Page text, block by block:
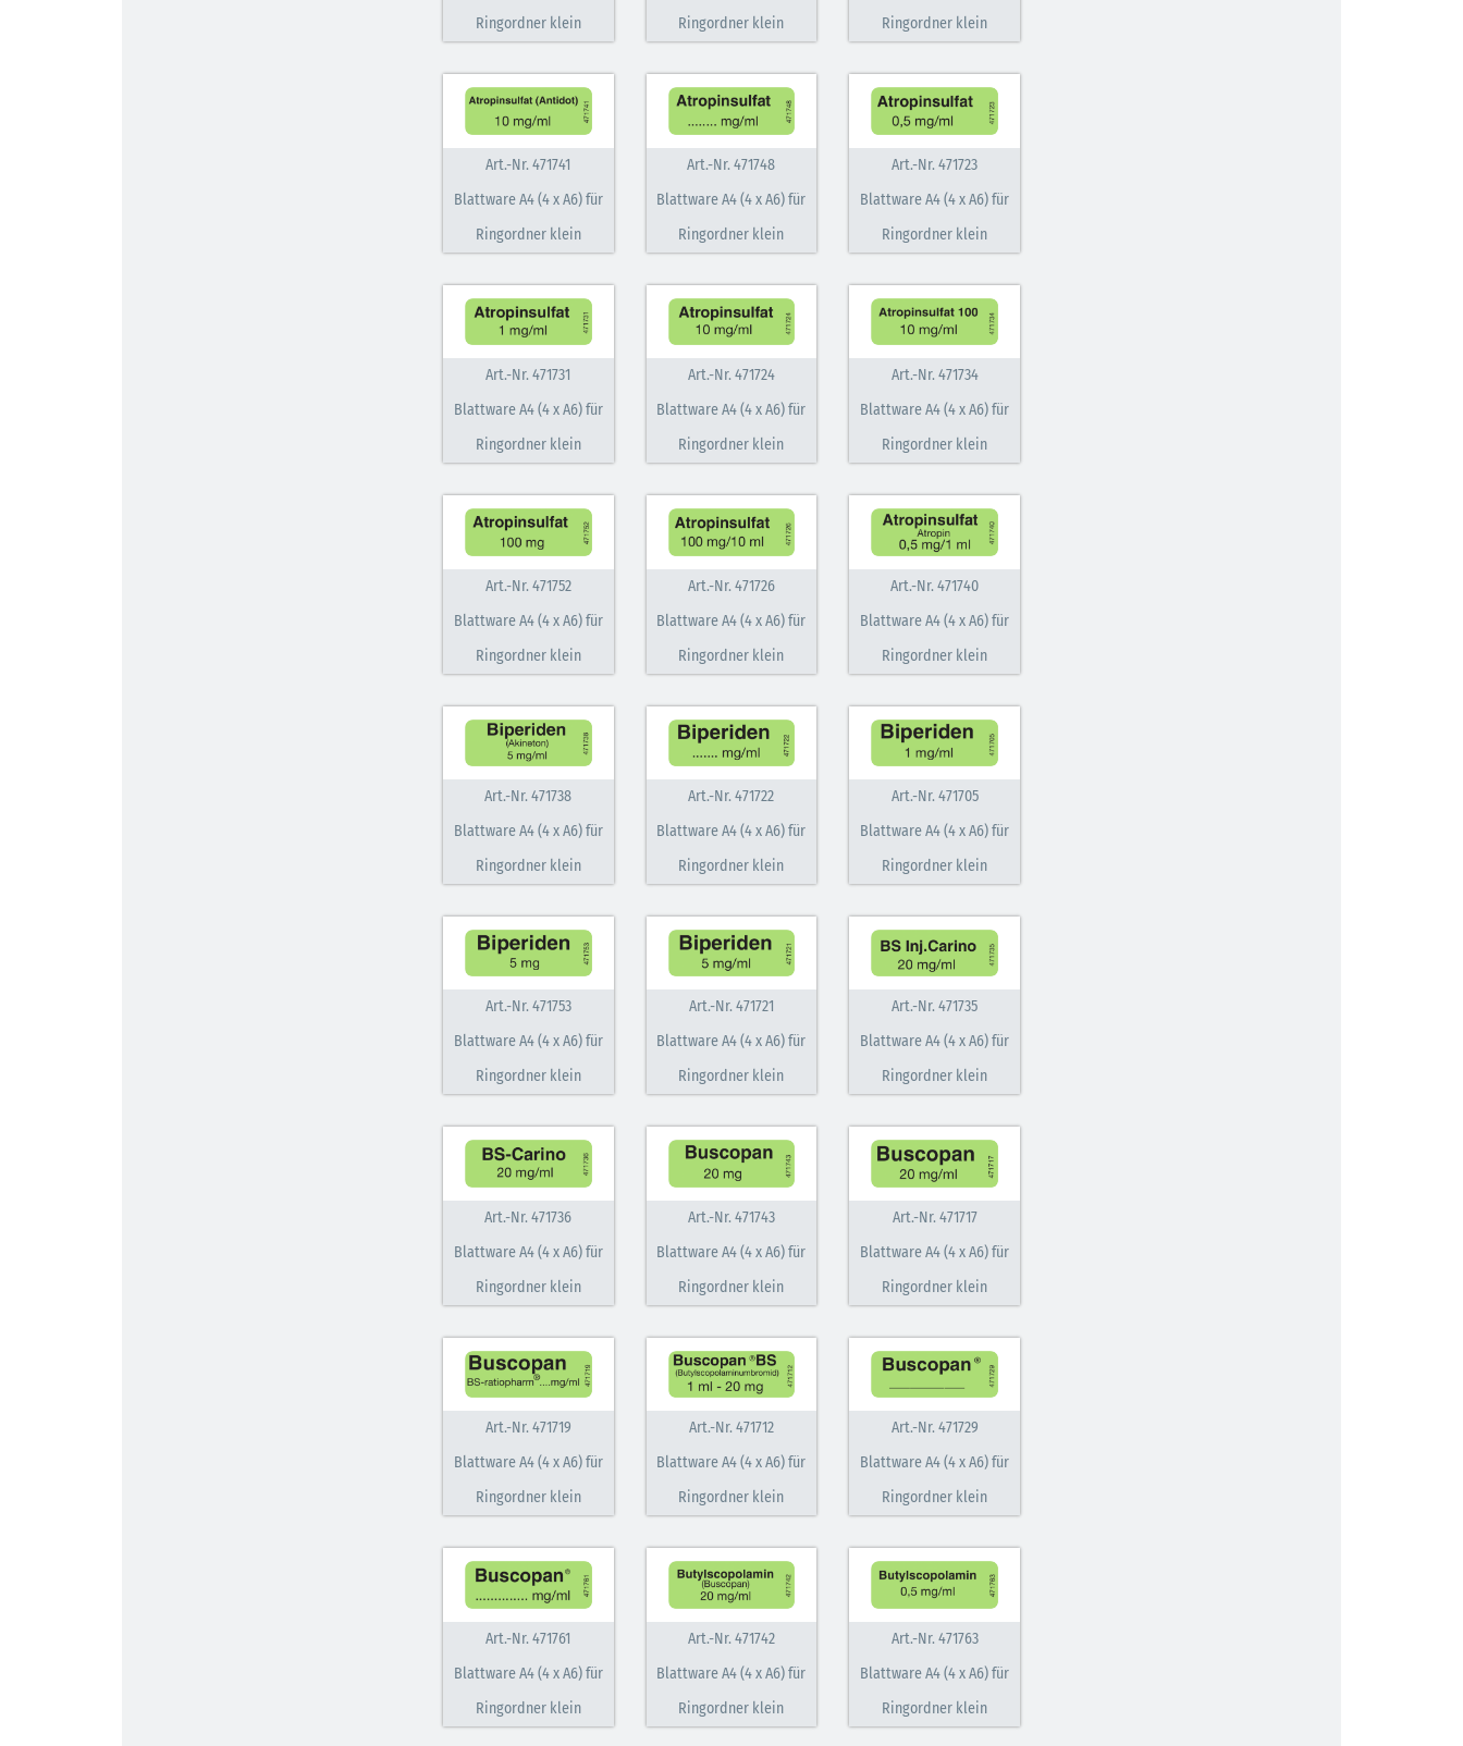
Ringordner klein
Ringordner klein
Ringordner klein
Art.-Nr. 471741
Blattware A4 (4 x A6) für
Ringordner klein
Art.-Nr. 471748
Blattware A4 (4 x A6) für
Ringordner klein
Art.-Nr. 471723
Blattware A4 (4 x A6) für
Ringordner klein
Art.-Nr. 471731
Blattware A4 (4 x A6) für
Ringordner klein
Art.-Nr. 471724
Blattware A4 (4 x A6) für
Ringordner klein
Art.-Nr. 471734
Blattware A4 (4 x A6) für
Ringordner klein
Art.-Nr. 471752
Blattware A4 (4 x A6) für
Ringordner klein
Art.-Nr. 471726
Blattware A4 (4 x A6) für
Ringordner klein
Art.-Nr. 471740
Blattware A4 (4 x A6) für
Ringordner klein
Art.-Nr. 471738
Blattware A4 (4 x A6) für
Ringordner klein
Art.-Nr. 471722
Blattware A4 (4 x A6) für
Ringordner klein
Art.-Nr. 471705
Blattware A4 (4 x A6) für
Ringordner klein
Art.-Nr. 471753
Blattware A4 (4 x A6) für
Ringordner klein
Art.-Nr. 471721
Blattware A4 (4 x A6) für
Ringordner klein
Art.-Nr. 471735
Blattware A4 (4 x A6) für
Ringordner klein
Art.-Nr. 471736
Blattware A4 (4 x A6) für
Ringordner klein
Art.-Nr. 471743
Blattware A4 (4 x A6) für
Ringordner klein
Art.-Nr. 471717
Blattware A4 (4 x A6) für
Ringordner klein
Art.-Nr. 471719
Blattware A4 (4 x A6) für
Ringordner klein
Art.-Nr. 471712
Blattware A4 (4 x A6) für
Ringordner klein
Art.-Nr. 471729
Blattware A4 (4 x A6) für
Ringordner klein
Art.-Nr. 471761
Blattware A4 (4 x A6) für
Ringordner klein
Art.-Nr. 471742
Blattware A4 (4 x A6) für
Ringordner klein
Art.-Nr. 471763
Blattware A4 (4 x A6) für
Ringordner klein